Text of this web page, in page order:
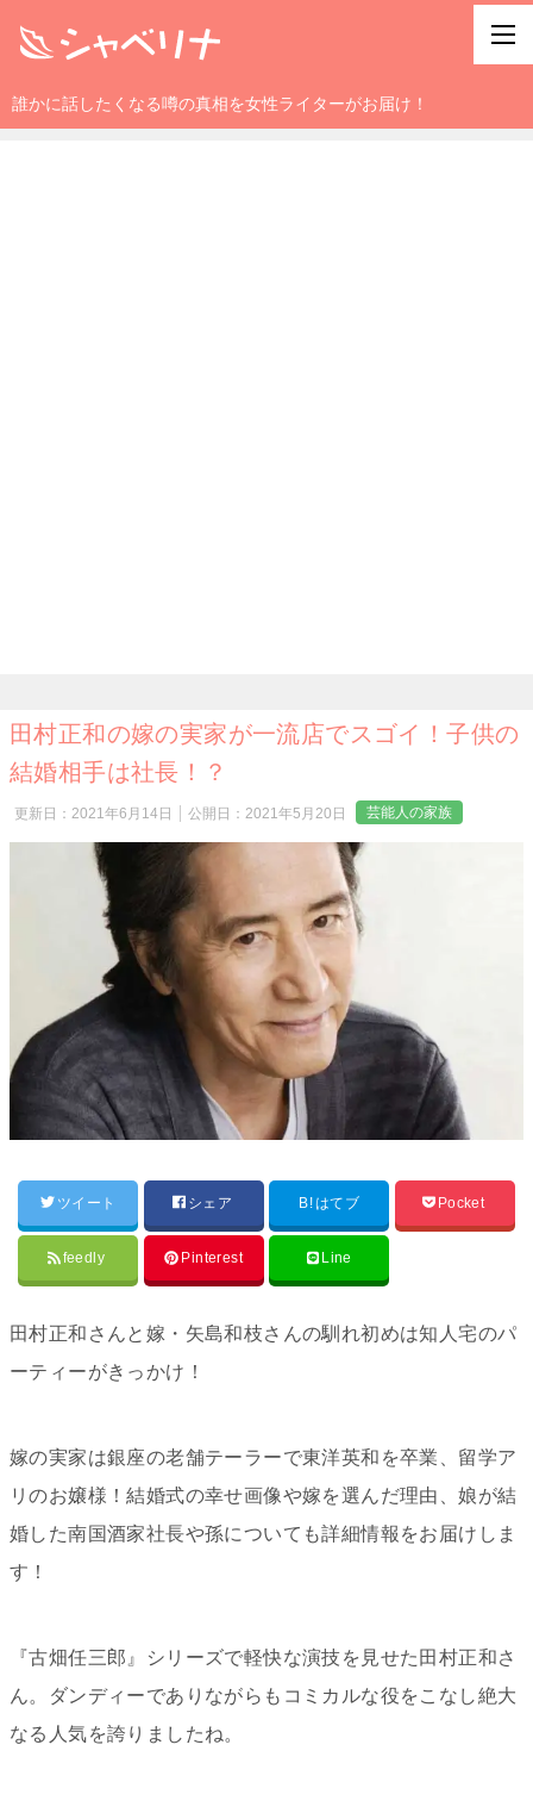
誰かに話したくなる噂の真相を女性ライターがお届け！
田村正和の嫁の実家が一流店でスゴイ！子供の
結婚相手は社長！？
更新日： 2021年6月14日 公開日： 2021年5月20日 芸能人の家族
ツイート シェア B!はてブ Pocket
feedly Pinterest Line
田村正和さんと嫁・矢島和枝さんの馴れ初めは知人宅のパ
ーティーがきっかけ！
嫁の実家は銀座の老舗テーラーで東洋英和を卒業、留学ア
リのお嬢様！結婚式の幸せ画像や嫁を選んだ理由、娘が結
婚した南国酒家社長や孫についても詳細情報をお届けしま
す！
『古畑任三郎』シリーズで軽快な演技を見せた田村正和さ
ん。ダンディーでありながらもコミカルな役をこなし絶大
なる人気を誇りましたね。